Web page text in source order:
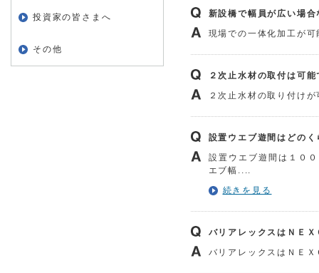
投資家の皆さまへ
その他
新設橋で幅員が広い場
現場での一体化加工が可
２次止水材の取付は可
２次止水材の取り付け
設置ウエブ遊間はどの
設置ウエブ遊間は１０
エブ幅....
続きを見る
バリアレックスはＮＥ
バリアレックスはＮＥ